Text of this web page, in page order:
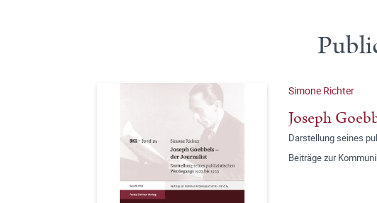
Simone Richter
Joseph
Darstellung seines
Beiträge zur